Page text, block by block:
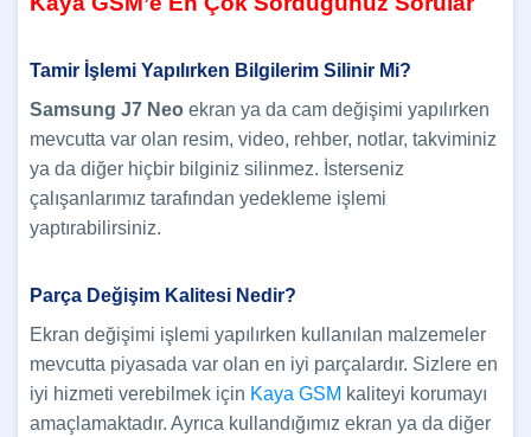
Tamir İşlemi Yapılırken Bilgilerim Silinir Mi?
Samsung J7 Neo ekran ya da cam değişimi yapılırken
mevcutta var olan resim, video, rehber, notlar, takviminiz
ya da diğer hiçbir bilginiz silinmez. İsterseniz
çalışanlarımız tarafından yedekleme işlemi
yaptırabilirsiniz.
Parça Değişim Kalitesi Nedir?
Ekran değişimi işlemi yapılırken kullanılan malzemeler
mevcutta piyasada var olan en iyi parçalardır. Sizlere en
iyi hizmeti verebilmek için Kaya GSM kaliteyi korumayı
amaçlamaktadır. Ayrıca kullandığımız ekran ya da diğer